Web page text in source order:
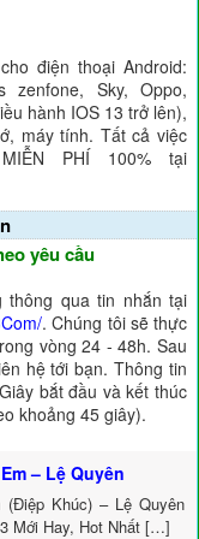
điện thoại Android:
zenfone, Sky, Oppo,
hành IOS 13 trở lên),
máy tính. Tất cả việc
PHÍ 100% tại
yêu cầu
thông qua tin nhắn tại
. Chúng tôi sẽ thực
vòng 24 - 48h. Sau
hệ tới bạn. Thông tin
bắt đầu và kết thúc
khoảng 45 giây).
– Lệ Quyên
(Điệp Khúc) – Lệ Quyên
Mới Hay, Hot Nhất […]